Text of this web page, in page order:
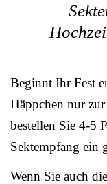
Beginnt Ihr Fest
Häppchen nur
bestellen Sie 4-5
Sektempfang ein
Wenn Sie auch